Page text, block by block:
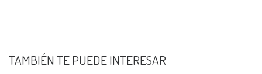
TAMBIÉN TE PUEDE INTERESAR